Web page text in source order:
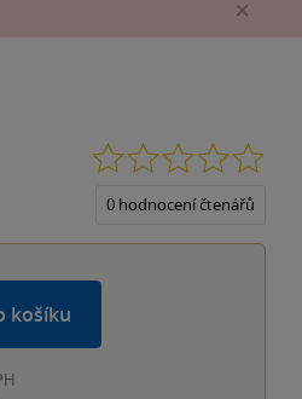
0 hodnocení čtenářů
košíku